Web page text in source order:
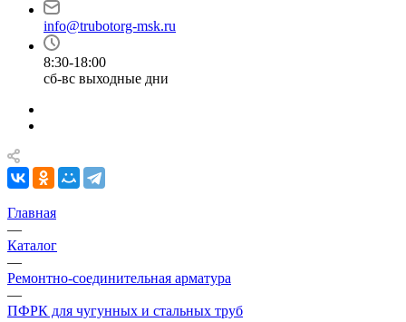
info@trubotorg-msk.ru
8:30-18:00
сб-вс выходные дни
Главная
—
Каталог
—
Ремонтно-соединительная арматура
—
ПФРК для чугунных и стальных труб